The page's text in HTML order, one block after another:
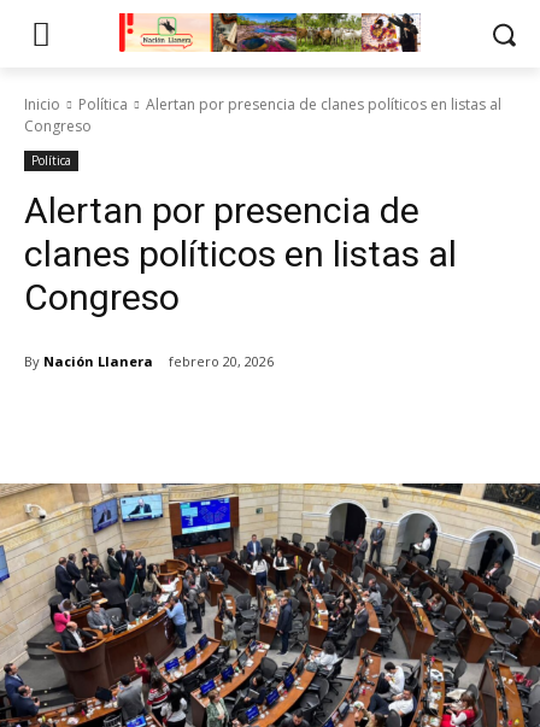
Inicio Política
Alertan por presencia de clanes políticos en listas al
Congreso
Política
Alertan por presencia de
clanes políticos en listas al
Congreso
By Nación Llanera febrero 20, 2026